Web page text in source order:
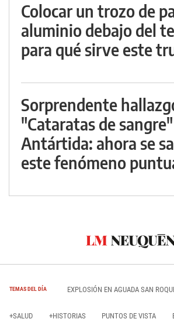
Colocar un trozo de
aluminio debajo del
para qué sirve este
Sorprendente
"Cataratas de
Antártida: ahora se
este fenómeno
TEMAS DEL DÍA EXPLOSIÓN EN AGUADA SAN
+SALUD +HISTORIAS PUNTOS DE VISTA